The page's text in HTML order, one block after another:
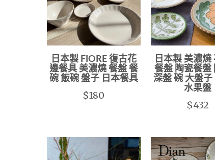
日本製 FIORE 復古花
邊餐具 美濃燒 餐盤 餐
碗 飯碗 盤子 日本餐具
$180
日本製 美濃燒
餐盤 陶瓷餐盤
深盤 碗 大盤子
水果盤
$432